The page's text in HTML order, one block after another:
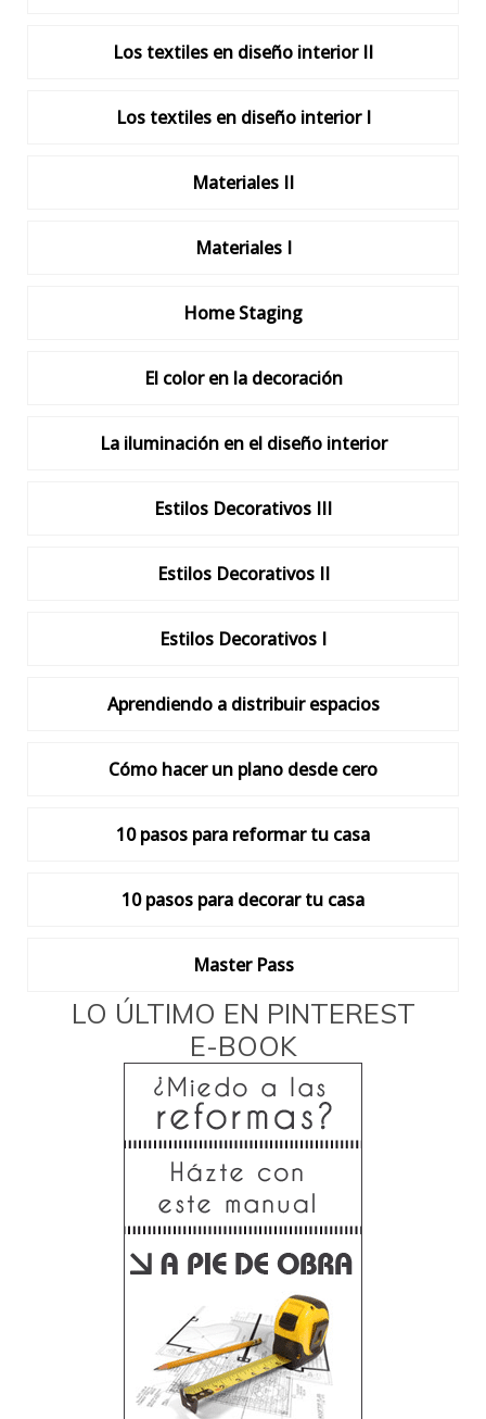
Los textiles en diseño interior II
Los textiles en diseño interior I
Materiales II
Materiales I
Home Staging
El color en la decoración
La iluminación en el diseño interior
Estilos Decorativos III
Estilos Decorativos II
Estilos Decorativos I
Aprendiendo a distribuir espacios
Cómo hacer un plano desde cero
10 pasos para reformar tu casa
10 pasos para decorar tu casa
Master Pass
LO ÚLTIMO EN PINTEREST
E-BOOK